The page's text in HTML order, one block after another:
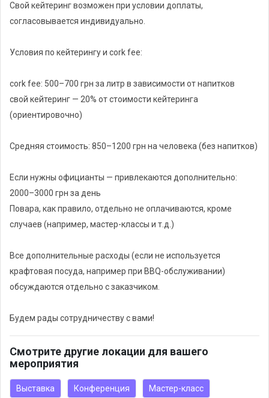
Свой кейтеринг возможен при условии доплаты,
согласовывается индивидуально.
Условия по кейтерингу и cork fee:
cork fee: 500–700 грн за литр в зависимости от напитков
свой кейтеринг — 20% от стоимости кейтеринга
(ориентировочно)
Средняя стоимость: 850–1200 грн на человека (без напитков)
Если нужны официанты — привлекаются дополнительно:
2000–3000 грн за день
Повара, как правило, отдельно не оплачиваются, кроме
случаев (например, мастер-классы и т.д.)
Все дополнительные расходы (если не используется
крафтовая посуда, например при BBQ-обслуживании)
обсуждаются отдельно с заказчиком.
Будем рады сотрудничеству с вами!
Смотрите другие локации для вашего
мероприятия
Выставка Конференция Мастер-класс